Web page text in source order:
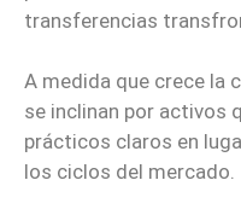
transferencias
A medida que crece la
se inclinan por activos
prácticos claros en
los ciclos del mercado.